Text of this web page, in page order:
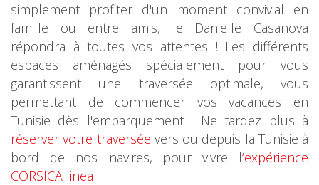
simplement profiter d'un moment convivial en
famille ou entre amis, le Danielle Casanova
répondra à toutes vos attentes ! Les différents
espaces aménagés spécialement pour vous
garantissent une traversée optimale, vous
permettant de commencer vos vacances en
Tunisie dès l'embarquement ! Ne tardez plus à
réserver votre traversée vers ou depuis la Tunisie à
bord de nos navires, pour vivre l’expérience
CORSICA linea !